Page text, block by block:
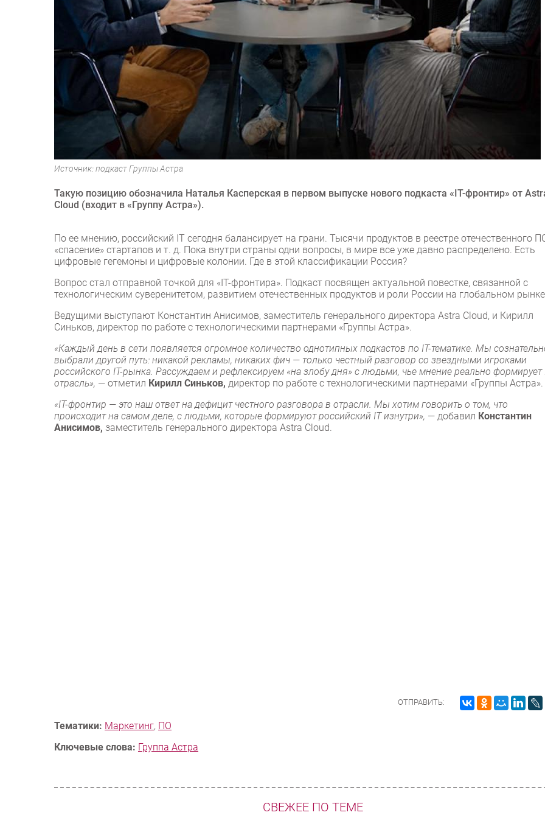
Источник: подкаст Группы Астра
Такую позицию обозначила Наталья Касперская в первом выпуске нового подкаста «IT-фронтир» от
Cloud (входит в «Группу Астра»).
По ее мнению, российский IT сегодня балансирует на грани. Тысячи продуктов в реестре отечественного
«спасение» стартапов и т. д. Пока внутри страны одни вопросы, в мире все уже давно распределено. Есть
цифровые гегемоны и цифровые колонии. Где в этой классификации Россия?
Вопрос стал отправной точкой для «IT-фронтира». Подкаст посвящен актуальной повестке, связанной с
технологическим суверенитетом, развитием отечественных продуктов и роли России на глобальном
Ведущими выступают Константин Анисимов, заместитель генерального директора Astra Cloud, и Кирилл
Синьков, директор по работе с технологическими партнерами «Группы Астра».
«Каждый день в сети появляется огромное количество однотипных подкастов по IT-тематике. Мы
выбрали другой путь: никакой рекламы, никаких фич — только честный разговор со звездными игроками
российского IT-рынка. Рассуждаем и рефлексируем «на злобу дня» с людьми, чье мнение реально формирует
отрасль», — отметил Кирилл Синьков, директор по работе с технологическими партнерами «Группы Астра».
«IT-фронтир — это наш ответ на дефицит честного разговора в отрасли. Мы хотим говорить о том, что
происходит на самом деле, с людьми, которые формируют российский IT изнутри», — добавил Константин
Анисимов, заместитель генерального директора Astra Cloud.
ОТПРАВИТЬ:
Тематики: Маркетинг, ПО
Ключевые слова: Группа Астра
СВЕЖЕЕ ПО ТЕМЕ